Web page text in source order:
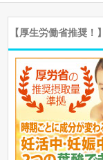
【厚生労働省推奨